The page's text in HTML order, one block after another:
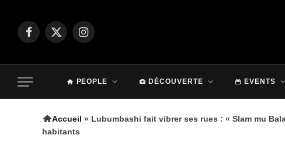
Facebook
X
Instagram
PEOPLE DÉCOUVERTE EVENTS
Accueil » Lubumbashi fait vibrer ses rues : « Slam mu
habitants